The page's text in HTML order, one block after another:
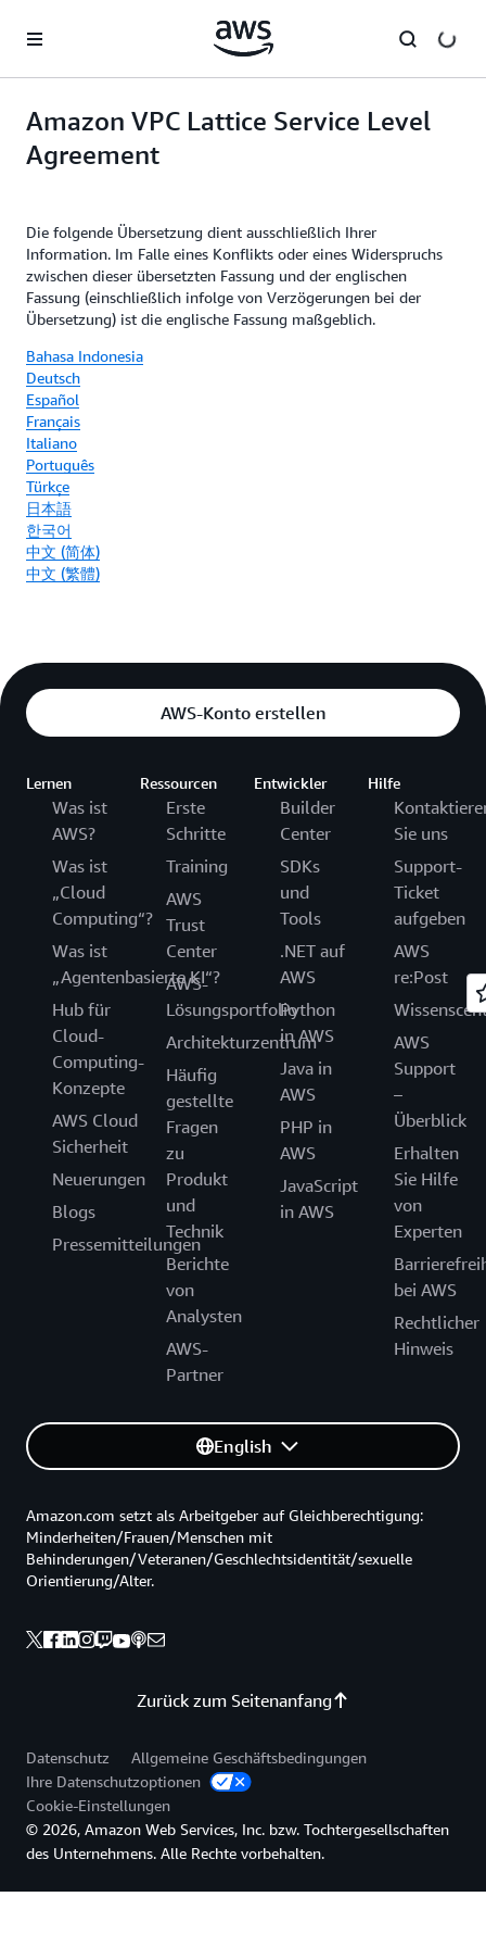
Überspringen zum Hauptinhalt
Amazon VPC Lattice Service Level
Agreement
Die folgende Übersetzung dient ausschließlich Ihrer
Information. Im Falle eines Konflikts oder eines Widerspruchs
zwischen dieser übersetzten Fassung und der englischen
Fassung (einschließlich infolge von Verzögerungen bei der
Übersetzung) ist die englische Fassung maßgeblich.
Bahasa Indonesia
Deutsch
Español
Français
Italiano
Português
Türkçe
日本語
한국어
中文 (简体)
中文 (繁體)
AWS-Konto erstellen
Lernen
Was ist
AWS?
Was ist
„Cloud
Computing“?
Was ist
„Agentenbasierte KI“?
Hub für
Cloud-
Computing-
Konzepte
AWS Cloud
Sicherheit
Neuerungen
Blogs
Pressemitteilungen
Ressourcen
Erste
Schritte
Training
AWS
Trust
Center
AWS-
Lösungsportfolio
Architekturzentrum
Häufig
gestellte
Fragen
zu
Produkt
und
Technik
Berichte
von
Analysten
AWS-
Partner
Entwickler
Builder
Center
SDKs
und
Tools
.NET auf
AWS
Python
in AWS
Java in
AWS
PHP in
AWS
JavaScript
in AWS
Hilfe
Sie uns
Support-
Ticket
aufgeben
AWS
re:Post
AWS
Support
–
Überblick
Erhalten
Sie Hilfe
von
Experten
bei AWS
Rechtlicher
Hinweis
English
Zurück zum Seitenanfang
Amazon.com setzt als Arbeitgeber auf Gleichberechtigung:
Minderheiten/Frauen/Menschen mit
Behinderungen/Veteranen/Geschlechtsidentität/sexuelle
Orientierung/Alter.
Datenschutz
Allgemeine Geschäftsbedingungen
Ihre Datenschutzoptionen
Cookie-Einstellungen
© 2026, Amazon Web Services, Inc. bzw. Tochtergesellschaften
des Unternehmens. Alle Rechte vorbehalten.